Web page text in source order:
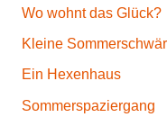
Wo wohnt das Glück?
Kleine
Ein Hexenhaus
Sommerspaziergang